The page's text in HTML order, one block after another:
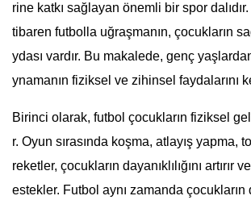
rine katkı sağlayan önemli bir spor
tibaren futbolla uğraşmanın, çocukların
ydası vardır. Bu makalede, genç
ynamanın fiziksel ve zihinsel faydalarını
Birinci olarak, futbol çocukların fiziksel
r. Oyun sırasında koşma, atlayış yapma,
reketler, çocukların dayanıklılığını artırır
estekler. Futbol aynı zamanda